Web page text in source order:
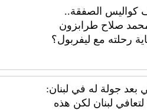
كواليس الصفقة..
محمد صلاح طرابزون
رحلته مع ليفربول؟
جولة له في لبنان:
لبنان لكن هذه